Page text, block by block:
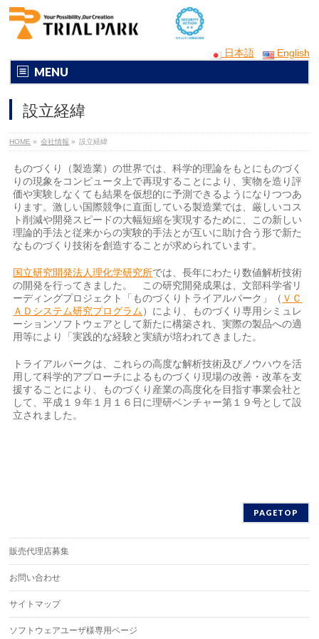
日本語 English
MENU
設立経緯
HOME » 会社情報 » 設立経緯
ものづくり（製造業）の世界では、科学的理論をもとにものづく
りの現象をコンピュータ上で再現することにより、実物を造り評
価や実験しなくても結果を仮想的に予測できるようになりつつあ
ります。激しい国際競争に直面している製造業では、厳しいコス
ト削減や開発スピードの大幅短縮を実現するために、この新しい
理論的手法と従来からの実験的手法とが互いに助け合う形で新た
なものづくり技術を創造することが求められています。
国立研究開発法人理化学研究所では、長年にわたり数値解析技術
の開発を行ってきました。 この研究開発成果は、文部科学省リ
ーディングプロジェクト「ものづくりトライアルパーク」（ ＶＣ
ＡＤシステム研究プログラム）により、ものづくり専用シミュレ
ーションソフトウェアとして新たに構築され、実際の製品への適
用等により「実践的な経験と実績が培われてきました。
トライアルパークは、これらの高度な解析技術及びノウハウを活
用して科学的アプローチによるものづくり現場の改善・改革を支
援することにより、ものづくり産業の高度化を目指す事業会社と
して、平成１９年１月１６日に理研ベンチャー第１９号として設
立されました。
PAGETOP
販売代理店募集
お問い合わせ
サイトマップ
ソフトウェアユーザ様専用ページ